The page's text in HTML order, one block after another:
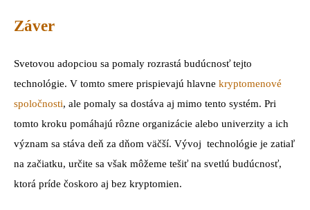
Záver
Svetovou adopciou sa pomaly rozrastá budúcnosť tejto
technológie. V tomto smere prispievajú hlavne kryptomenové
spoločnosti, ale pomaly sa dostáva aj mimo tento systém. Pri
tomto kroku pomáhajú rôzne organizácie alebo univerzity a ich
význam sa stáva deň za dňom väčší. Vývoj technológie je zatiaľ
na začiatku, určite sa však môžeme tešiť na svetlú budúcnosť,
ktorá príde čoskoro aj bez kryptomien.